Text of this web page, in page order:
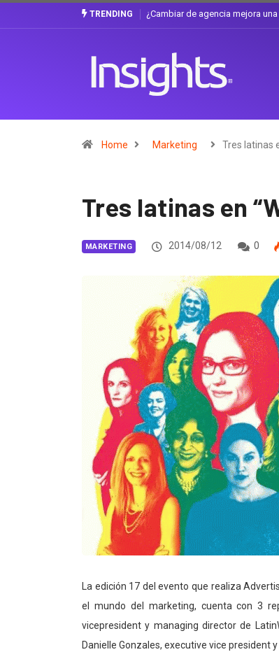
TRENDING Gabriela Herrera y el arte de
Home Marketing Tres latinas
Tres latinas en
MARKETING 2014/08/12 0
La edición 17 del evento que realiza
el mundo del marketing, cuenta con 3
vicepresident y managing director de
Danielle Gonzales, executive vice president